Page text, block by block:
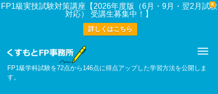
X
FP1級実技試験対策講座【2026年度版（6月・9月・翌2月試験
対応） 受講生募集中！】
詳しくはこちら
FP1級学科試験を72点から146点に得点アップした学習方法を公開しま
す。